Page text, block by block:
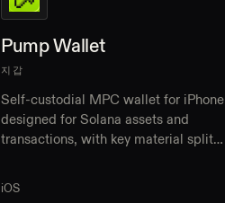
Pump Wallet
지갑
Self-custodial MPC wallet for iPhone
designed for Solana assets and
transactions, with key material split
iOS